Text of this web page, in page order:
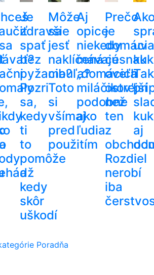
Je
zdravšie
spať
bez
pyžama?
Pozri
sa,
kedy
ti
to
pomôže
a
kedy
skôr
uškodí
Môže
sa
jesť
naklíčená
cibuľa?
Toto
si
všímaj
pred
použitím
Aj
opice
niekedy
mávajú
„domácich
miláčikov”
podobne
ako
ľudia
Prečo
je
domáci
cesnak
oveľa
ostrejší
než
ten
z
Rozdiel
nerobí
iba
aj
Poradňa